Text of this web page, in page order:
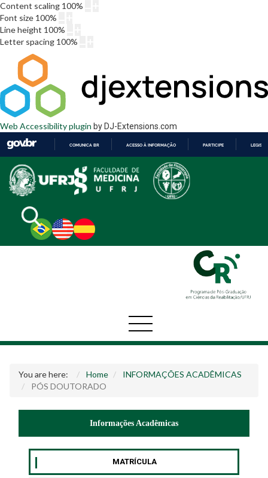
Content scaling 100%
Font size 100%
Line height 100%
Letter spacing 100%
Web Accessibility plugin by DJ-Extensions.com
PARA
O
CONTEÚDO
COMUNICA BR ACESSO À INFORMAÇÃO PARTICIPE
You are here: Home
INFORMAÇÕES ACADÊMICAS
⁠PÓS DOUTORADO
Informações Acadêmicas
MATRÍCULA